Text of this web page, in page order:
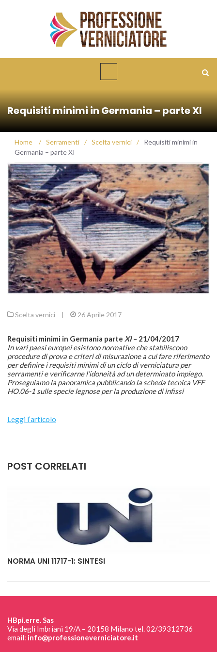
Requisiti minimi in Germania – parte XI
Home / Serramenti / Scelta vernici /
Requisiti minimi in
Germania – parte XI
Scelta vernici | 26 Aprile 2017
Requisiti minimi in Germania parte XI– 21/04/2017
In vari paesi europei esistono normative che stabiliscono
procedure di prova e criteri di misurazione a cui fare riferimento
per definire i requisiti minimi di un ciclo di verniciatura per
serramenti e verificarne l’idoneità ad un determinato impiego.
Proseguiamo la panoramica pubblicando la scheda tecnica VFF
HO.06-1 sulle specie legnose per la produzione di infissi
Leggi l’articolo
POST CORRELATI
NORMA UNI 11717-1: SINTESI
HBpi.erre. Sas
Via degli Imbriani 19/A – 20158 Milano tel. 02/39312736
email: info@professioneverniciatore.it